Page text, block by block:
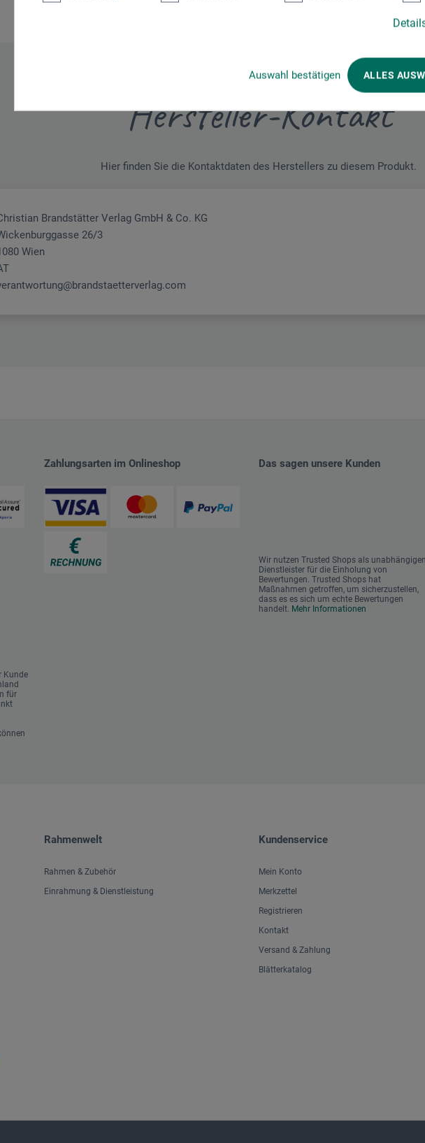
Auswahl bestätigen ALLES
Hersteller-Kontakt
Hier finden Sie die Kontaktdaten des Herstellers zu diesem Produkt.
Brandstätter Verlag GmbH & Co. KG
26/3
Wien
Kunde
für
Zahlungsarten im Onlineshop Das sagen unsere Kunden
Wir nutzen Trusted Shops als unabhängigen
Dienstleister für die Einholung von
Bewertungen. Trusted Shops hat
Maßnahmen getroffen, um sicherzustellen,
dass es es sich um echte Bewertungen
handelt. Mehr Informationen
Rahmenwelt
Rahmen & Zubehör
Einrahmung & Dienstleistung
Kundenservice
Mein Konto
Merkzettel
Registrieren
Kontakt
Versand & Zahlung
Blätterkatalog